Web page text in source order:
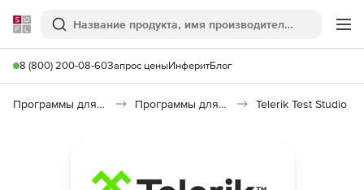
Softline
Поиск
8 (800) 200-08-60Запрос ценыИнферитБлог
Программы для программирования Программы для разработки ПО Telerik Test Studio